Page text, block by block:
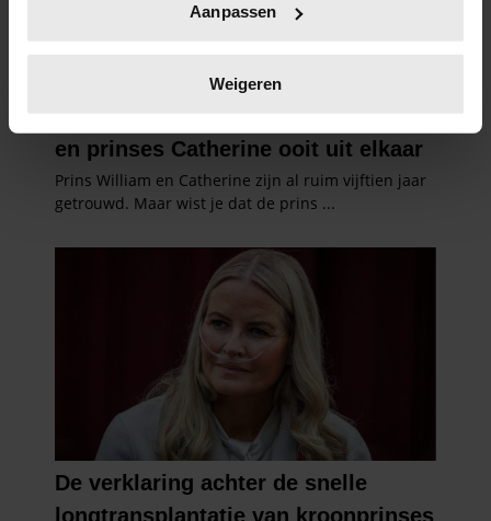
scannen op specifieke eigenschappen (fingerprinting)
verwerkt en stel uw voorkeuren in het
intrekken in de Cookieverklaring.
We gebruiken cookies om content en advertenties te
personaliseren, om functies voor social media te bieden
informatie over uw gebruik van onze site met onze
partners voor social media, adverteren en analyse. Deze
partners kunnen deze gegevens combineren met andere
informatie die u aan ze heeft verstrekt of die ze hebben
verzameld op basis van uw gebruik van hun services. U
gaat akkoord met onze cookies als u onze website blijft
Aanpassen
Weigeren